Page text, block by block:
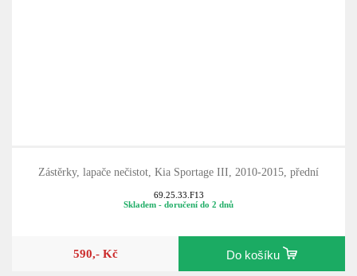
Zástěrky, lapače nečistot, Kia Sportage III, 2010-2015, přední
69.25.33.F13
Skladem - doručení do 2 dnů
590,- Kč Do košíku